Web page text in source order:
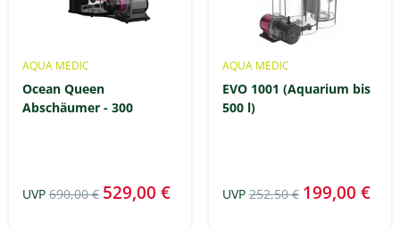
AQUA MEDIC
Ocean Queen
Abschäumer - 300
UVP 690,00 € 529,00 €
AQUA MEDIC
EVO 1001 (Aquarium bis
500 l)
UVP 252,50 € 199,00 €